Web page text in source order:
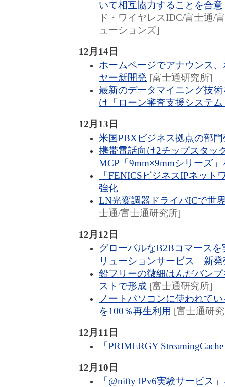
いて相互協力することを合意
ド・ワイヤレスIDC/富士通/
ューションズ]
12月14日
ホームページでアナウンス
ヤー新開発 [富士通研究所]
最新のデータマイニング技
け「ローン審査支援システ
12月13日
米国PBXビジネス拠点の部
携帯電話向け2チップスタッ
MCP「9mm×9mmシリーズ
「FENICSビジネスIPネット
強化
LN光変調器ドライバICで世
士通/富士通研究所]
12月12日
グローバルなB2Bコマースを
リューションサービス」新発
鉛フリーの微細はんだバン
ストで形成 [富士通研究所]
ノートパソコンに使われて
を100％再生利用 [富士通研
12月11日
「PRIMERGY
12月10日
「@nifty IPv6実験サービス